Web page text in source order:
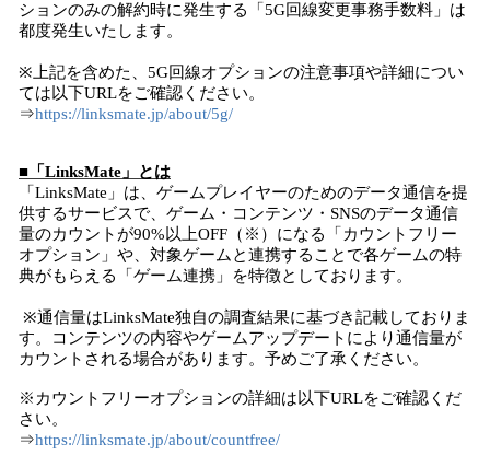
ションのみの解約時に発生する「5G回線変更事務手数料」は
都度発生いたします。
※上記を含めた、5G回線オプションの注意事項や詳細につい
ては以下URLをご確認ください。
⇒https://linksmate.jp/about/5g/
■「LinksMate」とは
「LinksMate」は、ゲームプレイヤーのためのデータ通信を提
供するサービスで、ゲーム・コンテンツ・SNSのデータ通信
量のカウントが90%以上OFF（※）になる「カウントフリー
オプション」や、対象ゲームと連携することで各ゲームの特
典がもらえる「ゲーム連携」を特徴としております。
※通信量はLinksMate独自の調査結果に基づき記載しておりま
す。コンテンツの内容やゲームアップデートにより通信量が
カウントされる場合があります。予めご了承ください。
※カウントフリーオプションの詳細は以下URLをご確認くだ
さい。
⇒https://linksmate.jp/about/countfree/